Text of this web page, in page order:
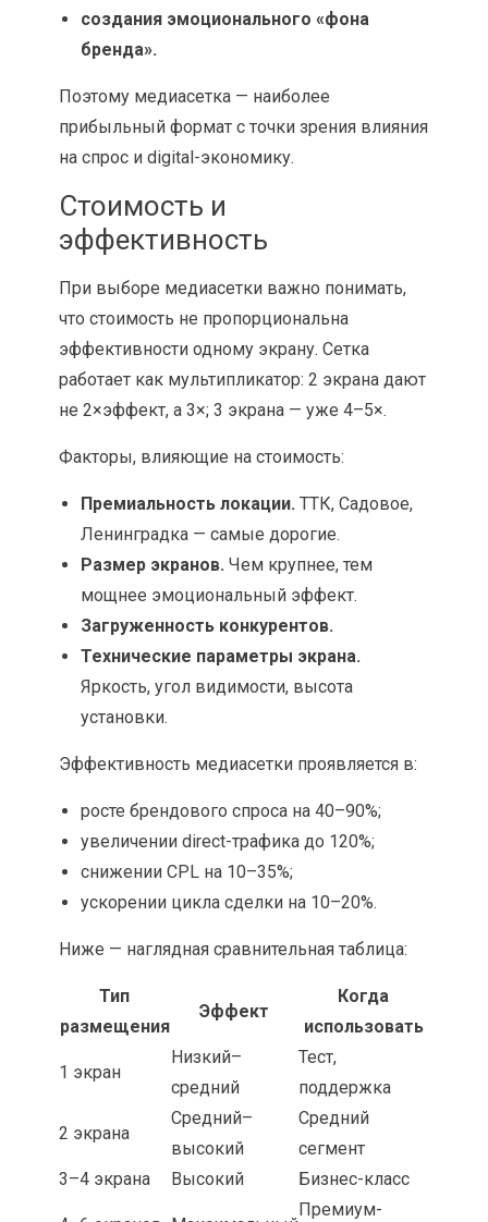
создания эмоционального «фона
бренда».
Поэтому медиасетка — наиболее
прибыльный формат с точки зрения влияния
на спрос и digital-экономику.
Стоимость и
эффективность
При выборе медиасетки важно понимать,
что стоимость не пропорциональна
эффективности одному экрану. Сетка
работает как мультипликатор: 2 экрана дают
не 2×эффект, а 3×; 3 экрана — уже 4–5×.
Факторы, влияющие на стоимость:
Премиальность локации. ТТК, Садовое,
Ленинградка — самые дорогие.
Размер экранов. Чем крупнее, тем
мощнее эмоциональный эффект.
Загруженность конкурентов.
Технические параметры экрана.
Яркость, угол видимости, высота
установки.
Эффективность медиасетки проявляется в:
росте брендового спроса на 40–90%;
увеличении direct-трафика до 120%;
снижении CPL на 10–35%;
ускорении цикла сделки на 10–20%.
Ниже — наглядная сравнительная таблица:
Тип
размещения
Эффект
Когда
использовать
1 экран
Низкий–
средний
Тест,
поддержка
2 экрана
Средний–
высокий
Средний
сегмент
3–4 экрана
Высокий Бизнес-класс
Премиум-